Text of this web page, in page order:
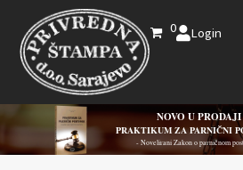
0 Login
NOVO U PRODAJI
PRAKTIKUM ZA PARNIČNI
- Novelirani Zakon o parničnom